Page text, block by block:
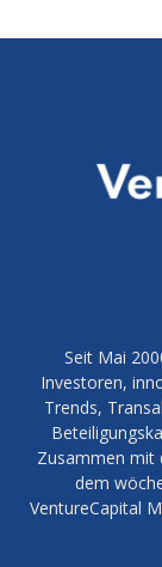
Seit Mai
Investoren,
Trends,
Zusammen mit
dem
VentureCapital